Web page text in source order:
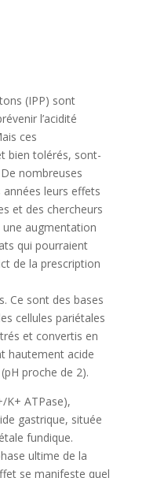
(IPP) sont
l’acidité
ces
bien tolérés, sont-
nombreuses
leurs effets
et des chercheurs
augmentation
qui pourraient
de la prescription
Ce sont des bases
cellules pariétales
et convertis en
hautement acide
proche de 2).
K+ ATPase),
gastrique, située
fundique.
ultime de la
se manifeste quel